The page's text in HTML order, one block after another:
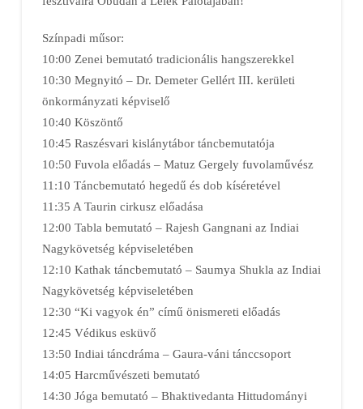
Színpadi műsor:
10:00 Zenei bemutató tradicionális hangszerekkel
10:30 Megnyitó – Dr. Demeter Gellért III. kerületi
önkormányzati képviselő
10:40 Köszöntő
10:45 Raszésvari kislánytábor táncbemutatója
10:50 Fuvola előadás – Matuz Gergely fuvolaművész
11:10 Táncbemutató hegedű és dob kíséretével
11:35 A Taurin cirkusz előadása
12:00 Tabla bemutató – Rajesh Gangnani az Indiai
Nagykövetség képviseletében
12:10 Kathak táncbemutató – Saumya Shukla az Indiai
Nagykövetség képviseletében
12:30 “Ki vagyok én” című önismereti előadás
12:45 Védikus esküvő
13:50 Indiai táncdráma – Gaura-váni tánccsoport
14:05 Harcművészeti bemutató
14:30 Jóga bemutató – Bhaktivedanta Hittudományi